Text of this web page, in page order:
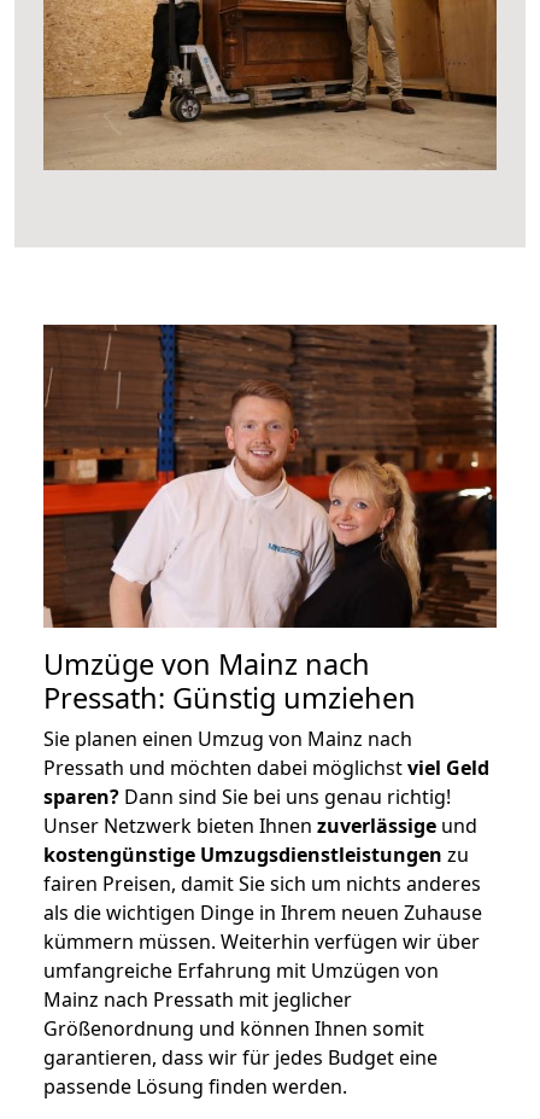
Umzüge von Mainz nach
Pressath: Günstig umziehen
Sie planen einen Umzug von Mainz nach
Pressath und möchten dabei möglichstviel Geld
sparen? Dann sind Sie bei uns genau richtig!
Unser Netzwerk bieten Ihnen zuverlässige und
kostengünstige Umzugsdienstleistungen zu
fairen Preisen, damit Sie sich um nichts anderes
als die wichtigen Dinge in Ihrem neuen Zuhause
kümmern müssen. Weiterhin verfügen wir über
umfangreiche Erfahrung mit Umzügen von
Mainz nach Pressath mit jeglicher
Größenordnung und können Ihnen somit
garantieren, dass wir für jedes Budget eine
passende Lösung finden werden.